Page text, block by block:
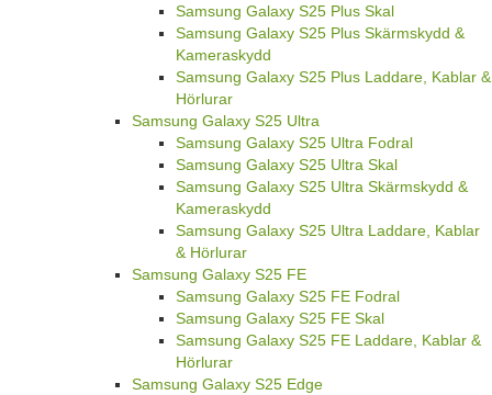
Samsung Galaxy S25 Plus Skal
Samsung Galaxy S25 Plus Skärmskydd &
Kameraskydd
Samsung Galaxy S25 Plus Laddare, Kablar &
Hörlurar
Samsung Galaxy S25 Ultra
Samsung Galaxy S25 Ultra Fodral
Samsung Galaxy S25 Ultra Skal
Samsung Galaxy S25 Ultra Skärmskydd &
Kameraskydd
Samsung Galaxy S25 Ultra Laddare, Kablar
& Hörlurar
Samsung Galaxy S25 FE
Samsung Galaxy S25 FE Fodral
Samsung Galaxy S25 FE Skal
Samsung Galaxy S25 FE Laddare, Kablar &
Hörlurar
Samsung Galaxy S25 Edge